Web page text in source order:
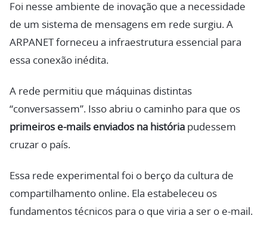
Foi nesse ambiente de inovação que a necessidade
de um sistema de mensagens em rede surgiu. A
ARPANET forneceu a infraestrutura essencial para
essa conexão inédita.
A rede permitiu que máquinas distintas
“conversassem”. Isso abriu o caminho para que os
primeiros e-mails enviados na história pudessem
cruzar o país.
Essa rede experimental foi o berço da cultura de
compartilhamento online. Ela estabeleceu os
fundamentos técnicos para o que viria a ser o e-mail.